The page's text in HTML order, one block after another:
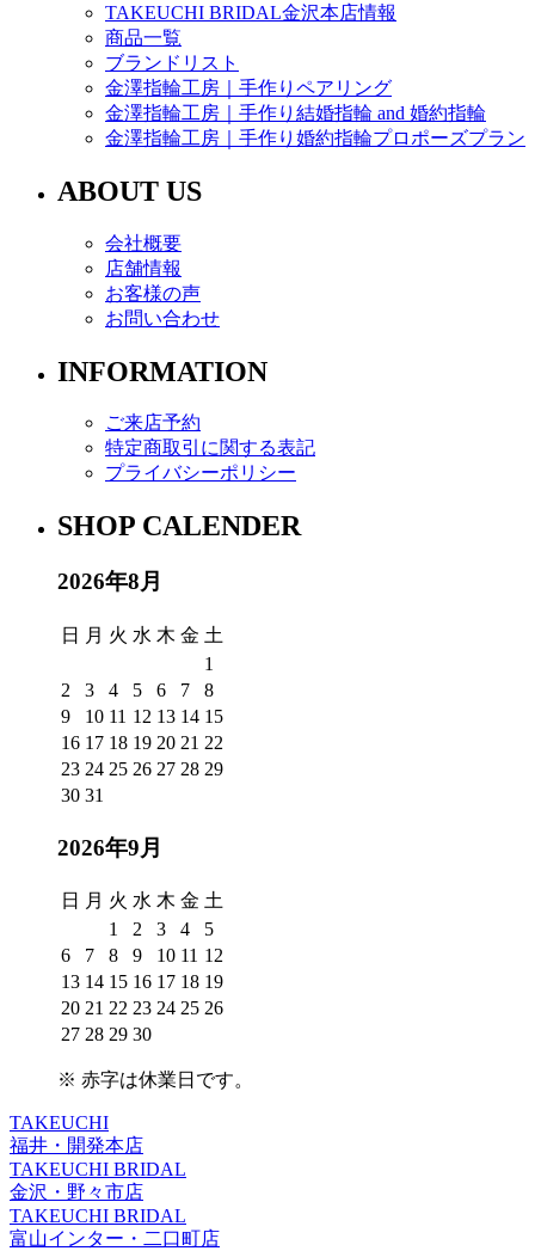
TAKEUCHI BRIDAL金沢本店情報
商品一覧
ブランドリスト
金澤指輪工房｜手作りペアリング
金澤指輪工房｜手作り結婚指輪 and 婚約指輪
金澤指輪工房｜手作り婚約指輪プロポーズプラン
ABOUT US
会社概要
店舗情報
お客様の声
お問い合わせ
INFORMATION
ご来店予約
特定商取引に関する表記
プライバシーポリシー
SHOP CALENDER
2026年8月
日 月 火 水 木 金 土
1
2
3 4 5 6 7
8
9
10 11 12 13 14 15
16 17 18 19 20 21 22
23 24 25 26 27 28 29
30 31
2026年9月
日 月 火 水 木 金 土
1
2 3 4
5
6
7 8 9 10 11 12
13 14 15 16 17 18 19
20 21 22 23 24 25 26
27 28 29 30
※ 赤字は休業日 です。
TAKEUCHI
福井・開発本店
TAKEUCHI BRIDAL
金沢・野々市店
TAKEUCHI BRIDAL
富山インター・二口町店